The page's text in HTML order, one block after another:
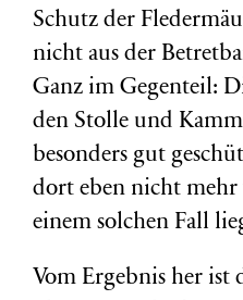
Schutz der
nicht aus der
Ganz im Gegenteil:
den Stolle und
besonders gut
dort eben nicht
einem solchen Fall
Vom Ergebnis her ist